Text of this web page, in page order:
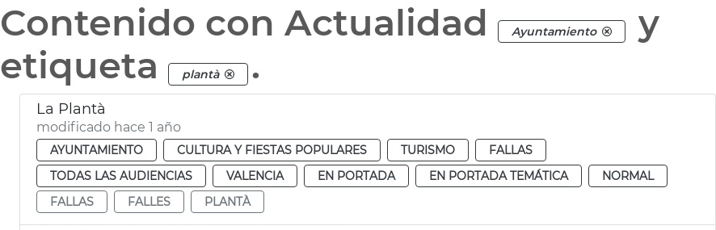
Contenido con Actualidad Ayuntamiento
y
etiqueta
plantà .
La Plantà
modificado hace 1 año
AYUNTAMIENTO CULTURA Y FIESTAS POPULARES TURISMO
FALLAS
TODAS LAS AUDIENCIAS
VALENCIA EN PORTADA EN PORTADA TEMÁTICA
NORMAL
FALLAS
FALLES PLANTÀ